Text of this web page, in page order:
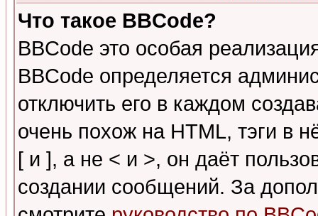
Что такое BBCode?
BBCode это особая
BBCode определяется
отключить его в каждом
очень похож на HTML, тэги в
[ и ], а не < и >, он даёт
создании сообщений. За